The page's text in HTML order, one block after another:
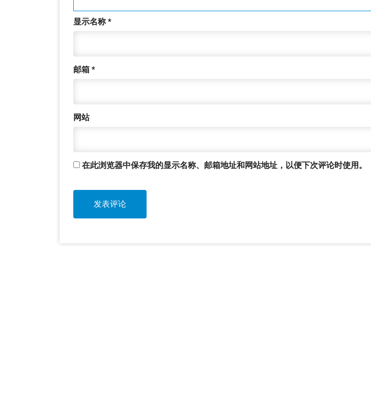
显示名称*
邮箱 *
网站
在此浏览器中保存我的显示名称、邮箱地址和网站地址，以便下次评论时使用。